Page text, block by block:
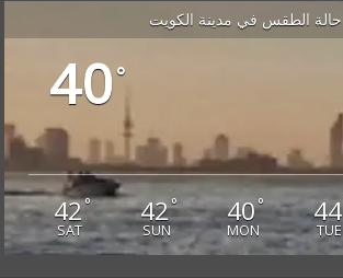
حالة الطقس في مدينة الكويت
40°
42°
SAT
42°
SUN
40°
MON
44
TUE